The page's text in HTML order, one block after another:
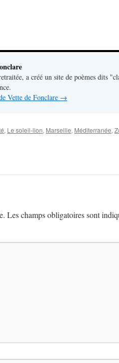
a créé un site de poèmes dits
Vette de Fonclare →
, Le soleil-lion, Marseille, Méditerranée,
Les champs obligatoires sont